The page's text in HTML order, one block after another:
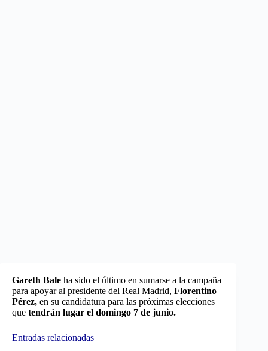
Gareth Bale ha sido el último en sumarse a la campaña
para apoyar al presidente del Real Madrid, Florentino
Pérez, en su candidatura para las próximas elecciones
que tendrán lugar el domingo 7 de junio.
Entradas relacionadas